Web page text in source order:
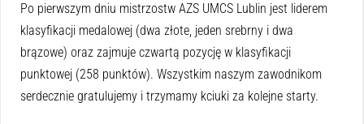
Po pierwszym dniu mistrzostw AZS UMCS Lublin jest liderem
klasyfikacji medalowej (dwa złote, jeden srebrny i dwa
brązowe) oraz zajmuje czwartą pozycję w klasyfikacji
punktowej (258 punktów). Wszystkim naszym zawodnikom
serdecznie gratulujemy i trzymamy kciuki za kolejne starty.